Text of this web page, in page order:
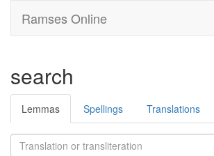
Ramses Online
search
Lemmas Spellings Translations